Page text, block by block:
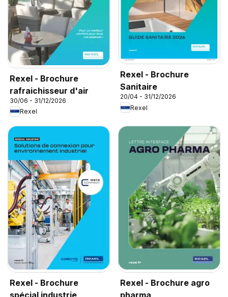
Rexel - Brochure
rafraichisseur d'air
30/06 - 31/12/2026
Rexel
Rexel - Brochure
Sanitaire
20/04 - 31/12/2026
Rexel
Rexel - Brochure
spécial industrie
Rexel - Brochure agro
pharma